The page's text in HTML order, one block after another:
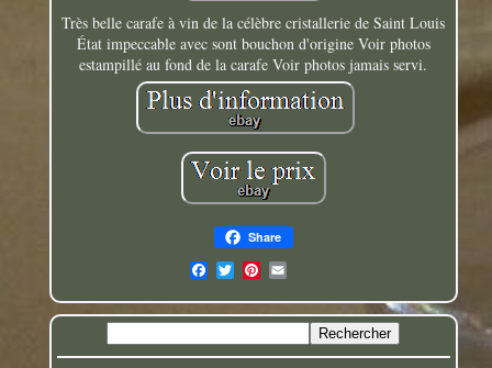
Très belle carafe à vin de la célèbre cristallerie de Saint Louis
État impeccable avec sont bouchon d'origine Voir photos
estampillé au fond de la carafe Voir photos jamais servi.
Share